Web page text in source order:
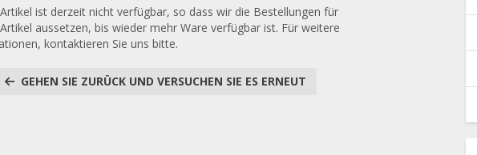
ist derzeit nicht verfügbar, so dass wir die Bestellungen für
aussetzen, bis wieder mehr Ware verfügbar ist. Für weitere
kontaktieren Sie uns bitte.
GEHEN SIE ZURÜCK UND VERSUCHEN SIE ES ERNEUT